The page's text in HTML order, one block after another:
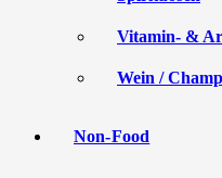
Vitamin- &
Wein /
Non-Food